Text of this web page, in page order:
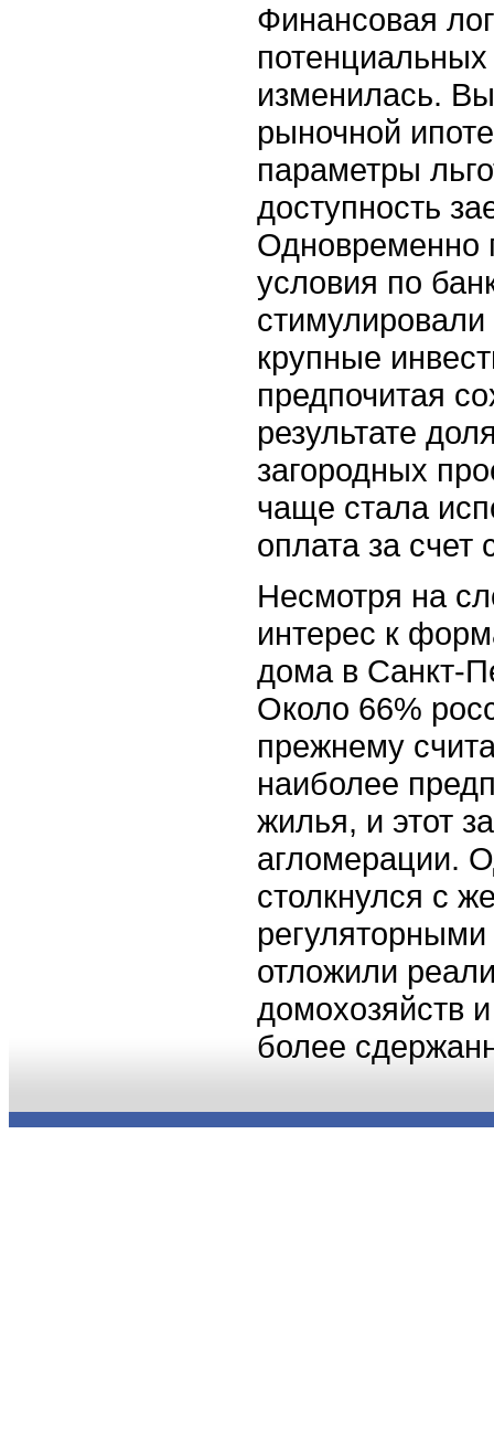
Финансовая
изменилась.
рыночной
параметры
доступность
Одновременно
условия по
крупные
предпочитая
результате
загородных
чаще стала
оплата за счет
Несмотря на
интерес к
дома в Санкт-
Около 66%
прежнему
наиболее
жилья, и этот
агломерации.
столкнулся с
отложили
домохозяйств
более